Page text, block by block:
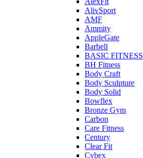
AlivSport
AMF
Ammity
AppleGate
Barbell
BASIC FITNESS
BH Fitness
Body Craft
Body Sculpture
Body Solid
Bowflex
Bronze Gym
Carbon
Care Fitness
Century
Clear Fit
Cybex